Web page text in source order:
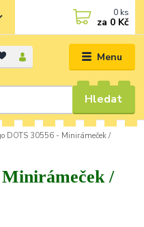
Menu
Hledat
0 ks
za 0 Kč
DOTS 30556 - Minirámeček /
Minirámeček /